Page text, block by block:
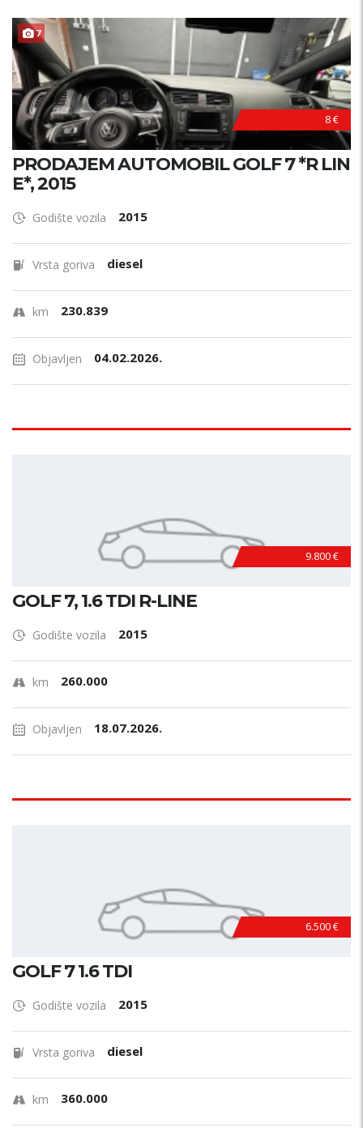
7
8 €
PRODAJEM AUTOMOBIL GOLF 7 *R LIN
E*, 2015
Godište vozila 2015
Vrsta goriva diesel
km 230.839
Objavljen 04.02.2026.
9.800 €
GOLF 7, 1.6 TDI R-LINE
Godište vozila 2015
km 260.000
Objavljen 18.07.2026.
6.500 €
GOLF 7 1.6 TDI
Godište vozila 2015
Vrsta goriva diesel
km 360.000